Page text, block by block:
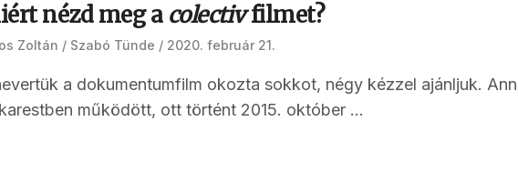
nézd meg a colectivfilmet?
Zoltán Szabó Tünde 2020. február 21.
a dokumentumfilm okozta sokkot, négy kézzel ajánljuk.
működött, ott történt 2015. október ...